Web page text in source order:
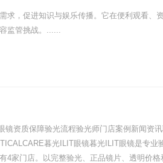
求，促进知识与娱乐传播。它在便利观看、
监管挑战。......
资质保障验光流程验光师门店案例新闻资
暮光ILIT眼镜暮光ILIT眼镜是专业
4家门店。以完整验光、正品镜片、透明价格